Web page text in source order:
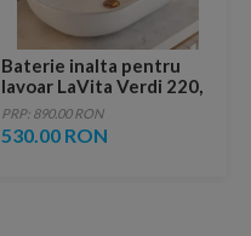
Baterie inalta pentru
lavoar LaVita Verdi 220,
fara ventil, brushed
copper
PRP: 890.00 RON
530.00 RON